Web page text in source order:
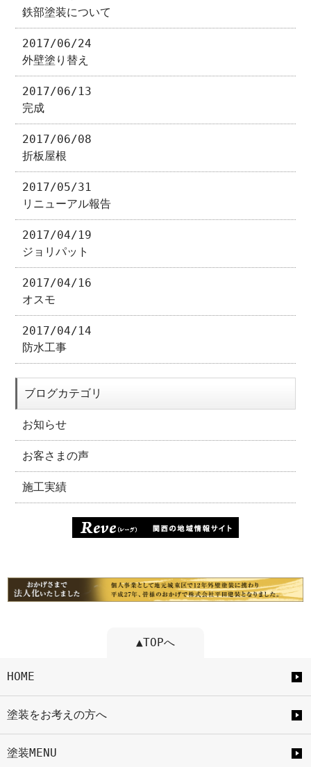
鉄部塗装について
2017/06/24
外壁塗り替え
2017/06/13
完成
2017/06/08
折板屋根
2017/05/31
リニューアル報告
2017/04/19
ジョリパット
2017/04/16
オスモ
2017/04/14
防水工事
ブログカテゴリ
お知らせ
お客さまの声
施工実績
▲TOPへ
HOME
塗装をお考えの方へ
塗装MENU